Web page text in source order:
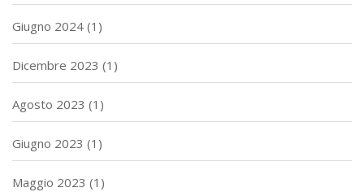
Giugno 2024 (1)
Dicembre 2023 (1)
Agosto 2023 (1)
Giugno 2023 (1)
Maggio 2023 (1)